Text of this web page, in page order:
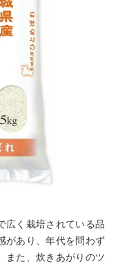
広く栽培されている品
があり、年代を問わず
また、炊きあがりのツ